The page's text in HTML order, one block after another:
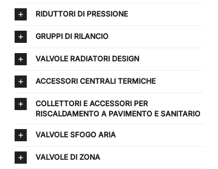
RIDUTTORI DI PRESSIONE
GRUPPI DI RILANCIO
VALVOLE RADIATORI DESIGN
ACCESSORI CENTRALI TERMICHE
COLLETTORI E ACCESSORI PER
RISCALDAMENTO A PAVIMENTO E SANITARIO
VALVOLE SFOGO ARIA
VALVOLE DI ZONA